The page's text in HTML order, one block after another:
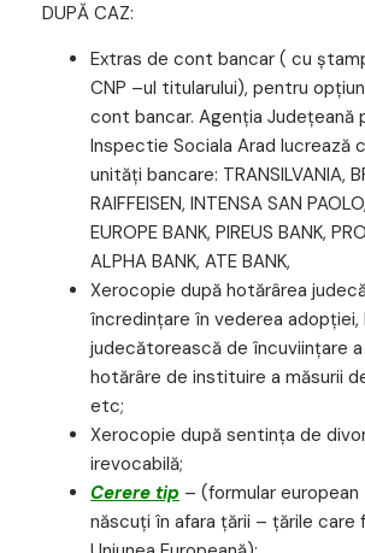
DUPĂ CAZ:
Extras de cont bancar ( cu
CNP –ul titularului), pentru
cont bancar. Agenţia Judeţeană
Inspectie Sociala Arad lucrează
unităţi bancare: TRANSILVANIA,
RAIFFEISEN, INTENSA SAN
EUROPE BANK, PIREUS BANK,
ALPHA BANK, ATE BANK,
Xerocopie după hotărârea
încredinţare în vederea adopţiei,
judecătorească de încuviinţare
hotărâre de instituire a măsurii
etc;
Xerocopie după sentinţa de
irevocabilă;
Cerere tip – (formular
născuţi în afara ţării – ţările care